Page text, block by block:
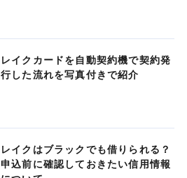
レイクカードを自動契約機で契約発
行した流れを写真付きで紹介
レイクはブラックでも借りられる？
申込前に確認しておきたい信用情報